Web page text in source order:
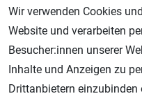
AGB Widerrufsrecht
Unsere weiteren
Wir verwenden Cookies
Website und verarbeiten
Besucher:innen unserer
Inhalte und Anzeigen zu
Drittanbietern